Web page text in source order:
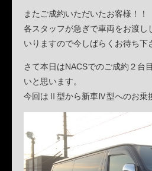
またご成約いただいたお客様！！
各スタッフが急ぎで車両をお渡し
いりますので今しばらくお待ち下
さて本日はNACSでのご成約２台
いと思います。
今回はⅡ型から新車Ⅳ型へのお乗